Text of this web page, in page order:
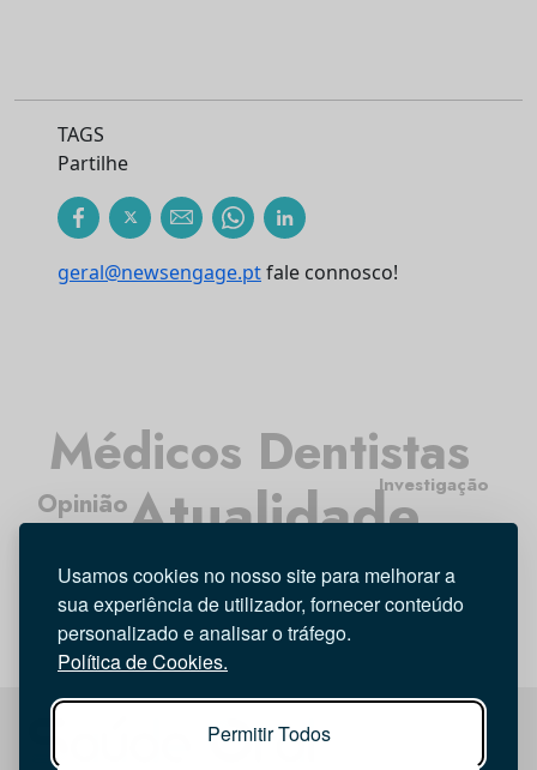
Usamos cookies no nosso site para melhorar a
sua experiência de utilizador, fornecer conteúdo
personalizado e analisar o tráfego.
Política de Cookies.
Permitir Todos
TAGS
Partilhe
geral@newsengage.ptfale connosco!
Atualidade
Médicos Dentistas
Higiene Oral Entrevista
Opinião
Investigação